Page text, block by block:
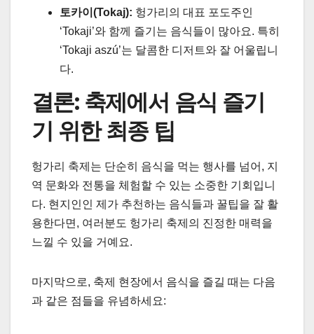
토카이(Tokaj): 헝가리의 대표 포도주인
‘Tokaji’와 함께 즐기는 음식들이 많아요. 특히
‘Tokaji aszú’는 달콤한 디저트와 잘 어울립니
다.
결론: 축제에서 음식 즐기
기 위한 최종 팁
헝가리 축제는 단순히 음식을 먹는 행사를 넘어, 지
역 문화와 전통을 체험할 수 있는 소중한 기회입니
다. 현지인인 제가 추천하는 음식들과 꿀팁을 잘 활
용한다면, 여러분도 헝가리 축제의 진정한 매력을
느낄 수 있을 거예요.
마지막으로, 축제 현장에서 음식을 즐길 때는 다음
과 같은 점들을 유념하세요: